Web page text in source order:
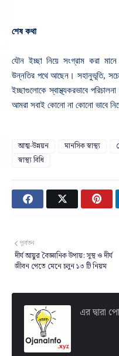
শেষ কথা
যৌন ইচ্ছা নিয়ে সংগ্রাম করা
উন্নতির পথে আছেন।সহানুভূতি,
ইচ্ছাগুলোকে স্বাস্থ্যকরভাবে
আমরা সবাই কোনো না কোনো ভাবে
আত্ম-উন্নয়ন মানসিক স্বাস্থ্য
স্বাস্থ্য বিধি
পূর্বতন
দীর্ঘ আয়ুর বৈজ্ঞানিক উপায়: সুস্থ ও দীর্ঘ
জীবন পেতে মেনে চলুন ১৩ টি নিয়ম
এর দ্বারা